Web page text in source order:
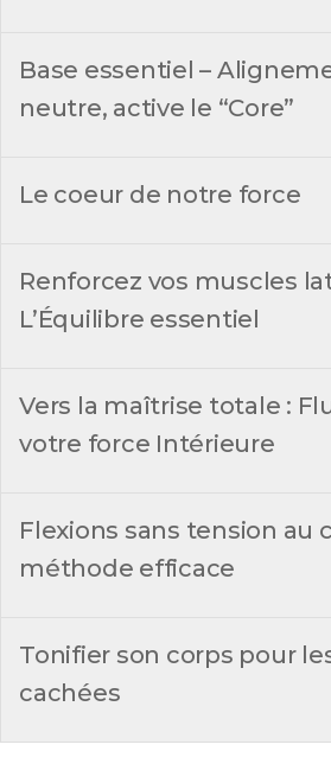
Base essentiel –
neutre, active le “Core”
Le coeur de notre force
Renforcez vos muscles
L’Équilibre essentiel
Vers la maîtrise totale :
votre force Intérieure
Flexions sans tension au
méthode efficace
Tonifier son corps pour
cachées